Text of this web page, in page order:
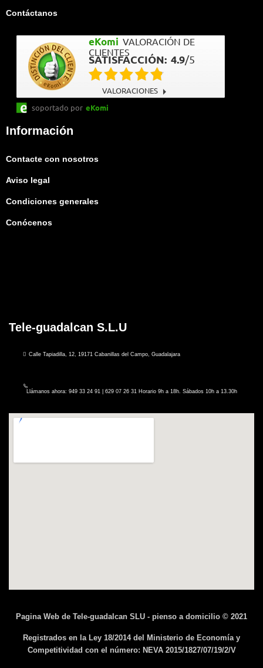
Contáctanos
eKomi VALORACIÓN DE
CLIENTES
SATISFACCIÓN: 4.9/5
VALORACIONES
soportado por eKomi
Información
Contacte con nosotros
Aviso legal
Condiciones generales
Conócenos
Tele-guadalcan S.L.U
Calle Tapiadilla, 12, 19171 Cabanillas del Campo, Guadalajara
Llámanos ahora: 949 33 24 91 | 629 07 26 31 Horario 9h a 18h. Sábados 10h a 13.30h
Pagina Web de Tele-guadalcan SLU - pienso a domicilio © 2021
Registrados en la Ley 18/2014 del Ministerio de Economía y
Competitividad con el número: NEVA 2015/1827/07/19/2/V